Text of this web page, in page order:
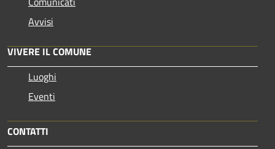
Avvisi
VIVERE IL COMUNE
Luoghi
Eventi
CONTATTI